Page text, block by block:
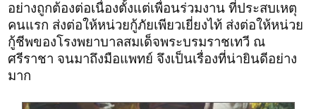
อย่างถูกต้องต่อเนื่องตั้งแต่เพื่อนร่วมงาน ที่ประสบเหตุ
คนแรก ส่งต่อให้หน่วยกู้ภัยเพียวเยี่ยงไท้ ส่งต่อให้หน่วย
กู้ชีพของโรงพยาบาลสมเด็จพระบรมราชเทวี ณ
ศรีราชา จนมาถึงมือแพทย์ จึงเป็นเรื่องที่น่ายินดีอย่าง
มาก